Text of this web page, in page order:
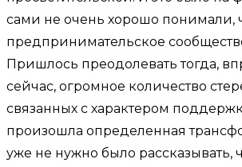
сами не очень хорошо понимали,
предпринимательское
Пришлось преодолевать тогда,
сейчас, огромное количество
связанных с характером
произошла определенная
уже не нужно было рассказывать,